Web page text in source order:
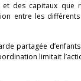
des capitaux que
entre les
partagée
limitait